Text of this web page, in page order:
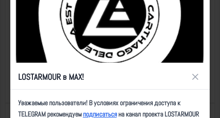
LOSTARMOUR в MAX! ×
Уважаемые пользователи! В условиях ограничения доступа к
TELEGRAM рекомендуемподписатьсяна канал проекта LOSTARMOUR